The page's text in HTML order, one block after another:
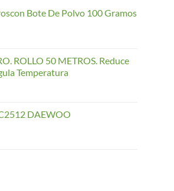
Bote De Polvo 100 Gramos
ROLLO 50 METROS. Reduce
Temperatura
DAEWOO